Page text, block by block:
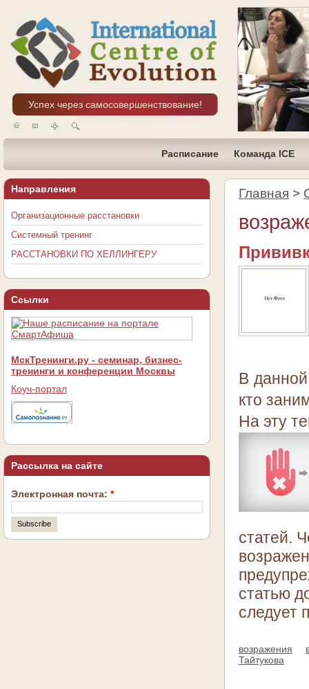
Успех через самосовершенствование!
Расписание Команда ICE
Главная >
В
кто
На эту
статей.
статью
следует
возражения
Тайтукова
Направления
Организационные расстановки
Системный тренинг
РАССТАНОВКИ ПО ХЕЛЛИНГЕРУ
Ссылки
МскТренинги.ру - семинар, бизнес-
тренинги и конференции Москвы
Коуч-портал
Рассылка на сайте
Электронная почта: *